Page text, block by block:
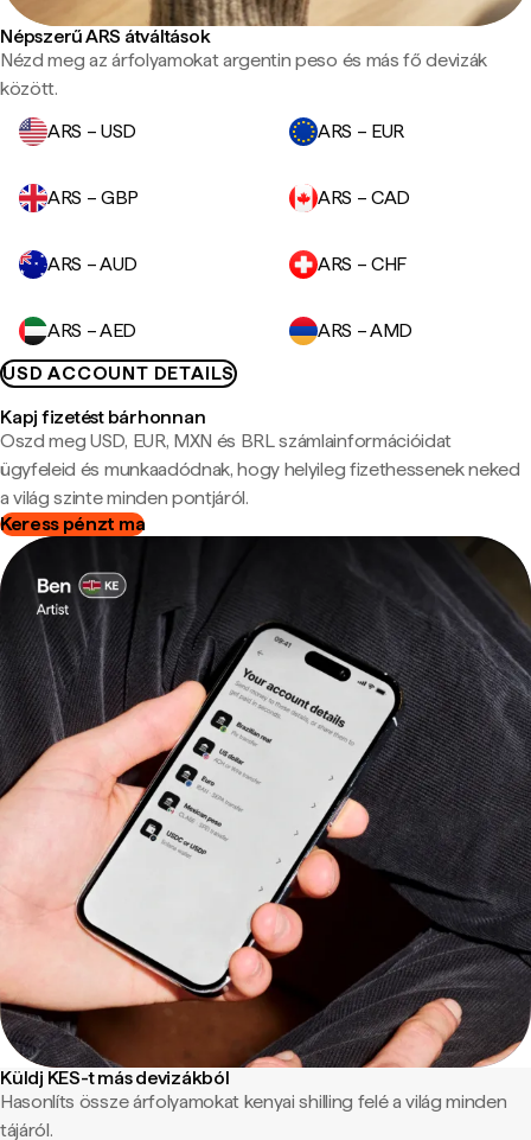
Népszerű ARS átváltások
Nézd meg az árfolyamokat argentin peso és más fő devizák
között.
ARS – USD
ARS – EUR
ARS – GBP ARS – CAD
ARS – AUD ARS – CHF
ARS – AED
ARS – AMD
USD ACCOUNT DETAILS
Kapj fizetést bárhonnan
Oszd meg USD, EUR, MXN és BRL számlainformációidat
ügyfeleid és munkaadódnak, hogy helyileg fizethessenek neked
a világ szinte minden pontjáról.
Keress pénzt ma
Küldj KES-t más devizákból
Hasonlíts össze árfolyamokat kenyai shilling felé a világ minden
tájáról.